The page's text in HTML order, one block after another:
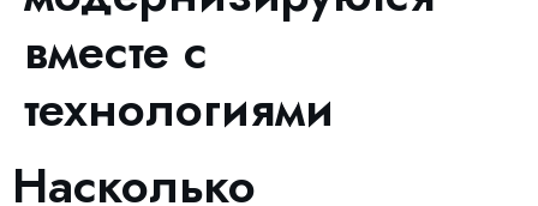
вместе с
технологиями
Насколько